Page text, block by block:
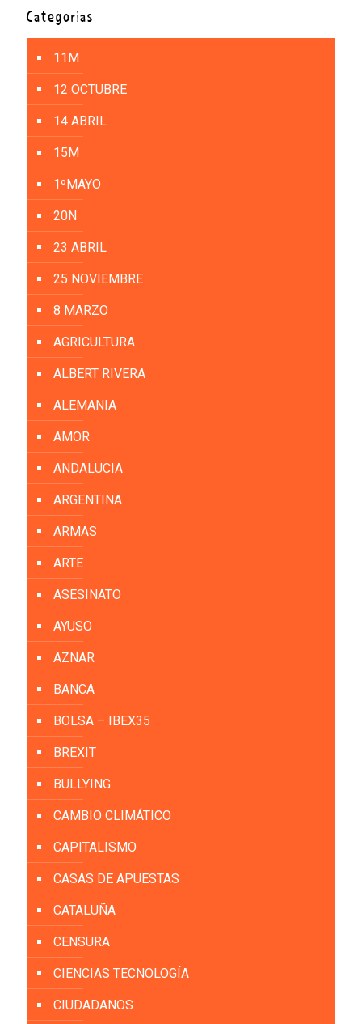
Categorías
11M
12 OCTUBRE
14 ABRIL
15M
1ºMAYO
20N
23 ABRIL
25 NOVIEMBRE
8 MARZO
AGRICULTURA
ALBERT RIVERA
ALEMANIA
AMOR
ANDALUCIA
ARGENTINA
ARMAS
ARTE
ASESINATO
AYUSO
AZNAR
BANCA
BOLSA – IBEX35
BREXIT
BULLYING
CAMBIO CLIMÁTICO
CAPITALISMO
CASAS DE APUESTAS
CATALUÑA
CENSURA
CIENCIAS TECNOLOGÍA
CIUDADANOS